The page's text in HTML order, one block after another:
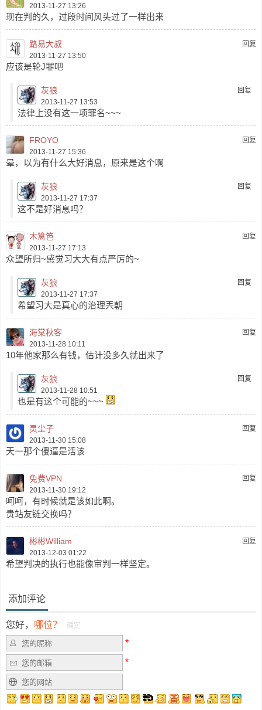
2013-11-27 13:26
现在判的久，过段时间风头过了一样出来
回复
路易大叔
2013-11-27 13:50
应该是轮J罪吧
回复
灰狼
2013-11-27 13:53
法律上没有这一项罪名~~~
回复
FROYO
2013-11-27 15:36
晕，以为有什么大好消息，原来是这个啊
回复
灰狼
2013-11-27 17:37
这不是好消息吗？
回复
木篱笆
2013-11-27 17:13
众望所归~感觉习大大有点严厉的~
回复
灰狼
2013-11-27 17:37
希望习大是真心的治理兲朝
回复
海棠秋客
2013-11-28 10:11
10年他家那么有钱，估计没多久就出来了
回复
灰狼
2013-11-28 10:51
也是有这个可能的~~~
回复
灵尘子
2013-11-30 15:08
天一那个傻逼是活该
回复
免费VPN
2013-11-30 19:12
呵呵，有时候就是该如此啊。
贵站友链交换吗？
回复
彬彬William
2013-12-03 01:22
希望判决的执行也能像审判一样坚定。
添加评论
您好， 哪位？ 确定